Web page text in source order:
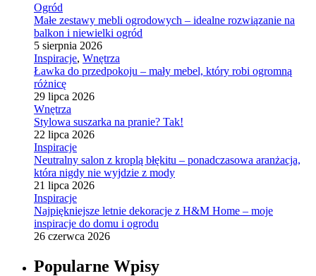
Ogród
Małe zestawy mebli ogrodowych – idealne rozwiązanie na
balkon i niewielki ogród
5 sierpnia 2026
Inspiracje, Wnętrza
Ławka do przedpokoju – mały mebel, który robi ogromną
różnicę
29 lipca 2026
Wnętrza
Stylowa suszarka na pranie? Tak!
22 lipca 2026
Inspiracje
Neutralny salon z kroplą błękitu – ponadczasowa aranżacja,
która nigdy nie wyjdzie z mody
21 lipca 2026
Inspiracje
Najpiękniejsze letnie dekoracje z H&M Home – moje
inspiracje do domu i ogrodu
26 czerwca 2026
Popularne Wpisy